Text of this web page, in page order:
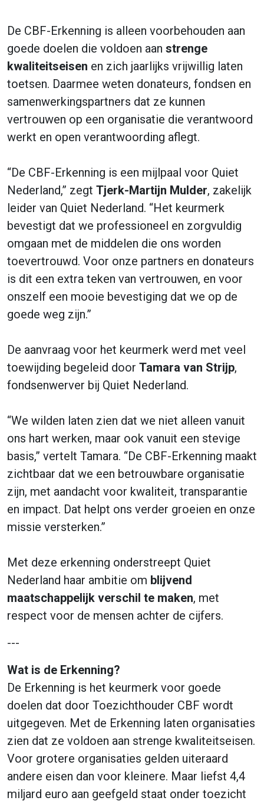
De CBF-Erkenning is alleen voorbehouden aan
goede doelen die voldoen aan strenge
kwaliteitseisen en zich jaarlijks vrijwillig laten
toetsen. Daarmee weten donateurs, fondsen en
samenwerkingspartners dat ze kunnen
vertrouwen op een organisatie die verantwoord
werkt en open verantwoording aflegt.
“De CBF-Erkenning is een mijlpaal voor Quiet
Nederland,” zegt Tjerk-Martijn Mulder, zakelijk
leider van Quiet Nederland. “Het keurmerk
bevestigt dat we professioneel en zorgvuldig
omgaan met de middelen die ons worden
toevertrouwd. Voor onze partners en donateurs
is dit een extra teken van vertrouwen, en voor
onszelf een mooie bevestiging dat we op de
goede weg zijn.”
De aanvraag voor het keurmerk werd met veel
toewijding begeleid door Tamara van Strijp,
fondsenwerver bij Quiet Nederland.
“We wilden laten zien dat we niet alleen vanuit
ons hart werken, maar ook vanuit een stevige
basis,” vertelt Tamara. “De CBF-Erkenning maakt
zichtbaar dat we een betrouwbare organisatie
zijn, met aandacht voor kwaliteit, transparantie
en impact. Dat helpt ons verder groeien en onze
missie versterken.”
Met deze erkenning onderstreept Quiet
Nederland haar ambitie om blijvend
maatschappelijk verschil te maken, met
respect voor de mensen achter de cijfers.
---
Wat is de Erkenning?
De Erkenning is het keurmerk voor goede
doelen dat door Toezichthouder CBF wordt
uitgegeven. Met de Erkenning laten organisaties
zien dat ze voldoen aan strenge kwaliteitseisen.
Voor grotere organisaties gelden uiteraard
andere eisen dan voor kleinere. Maar liefst 4,4
miljard euro aan geefgeld staat onder toezicht